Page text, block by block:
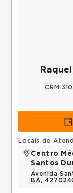
CRM
Locais de
Centro
Santos
Avenida
BA,